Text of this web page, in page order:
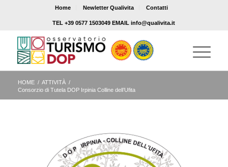
Home Newletter Qualivita Contatti
TEL +39 0577 1503049 EMAIL info@qualivita.it
HOME / ATTIVITÀ /
Consorzio di Tutela DOP Irpinia Colline dell’Ufita